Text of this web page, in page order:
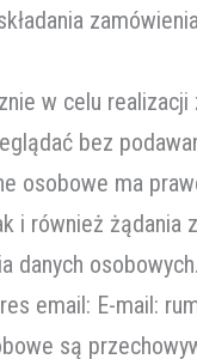
w celu realizacji
bez
osobowe ma
i również
danych
email: E-mail:
są